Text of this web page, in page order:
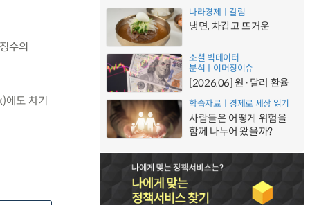
수의
도 차기
나라경제ㅣ칼럼
냉면, 차갑고 뜨거운
소셜 빅데이터
분석ㅣ이머징이슈
[2026.06] 원·달러 환율
학습자료ㅣ경제로 세상 읽기
사람들은 어떻게 위험을
함께 나누어 왔을까?